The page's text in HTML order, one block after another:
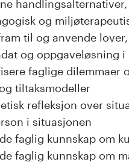
og
til og anvende
og oppgaveløsning i
faglige dilemmaer
tiltaksmodeller
refleksjon over
i situasjonen
faglig kunnskap om
faglig kunnskap om